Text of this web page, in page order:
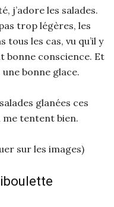
j’adore les salades.
trop légères, les
tous les cas, vu qu’il y
bonne conscience. Et
bonne glace.
glanées ces
me tentent bien.
sur les images)